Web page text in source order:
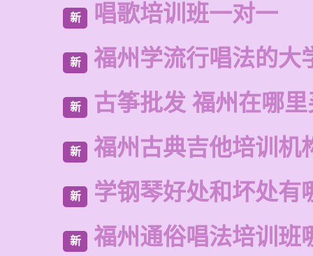
新 唱歌培训班一对一
新 福州学流行唱法的大
新 古筝批发 福州在哪
新 福州古典吉他培训机
新 学钢琴好处和坏处有
新 福州通俗唱法培训班